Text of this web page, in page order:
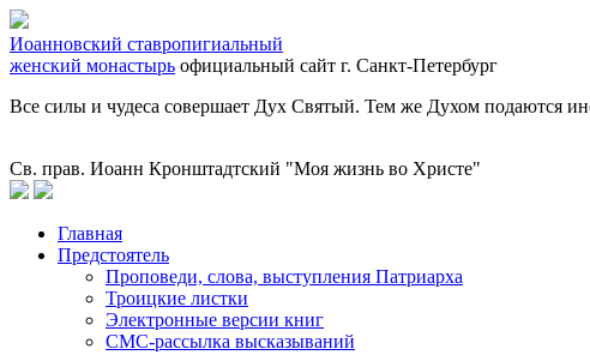
Иоанновский ставропигиальный
женский монастырь официальный сайт г. Санкт-Петербург
Все силы и чудеса совершает Дух Святый. Тем же Духом подаются
Св. прав. Иоанн Кронштадтский "Моя жизнь во Христе"
Главная
Предстоятель
Проповеди, слова, выступления Патриарха
Троицкие листки
Электронные версии книг
СМС-рассылка высказываний